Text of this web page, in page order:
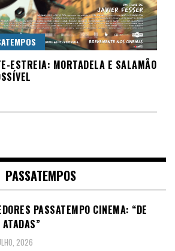
ESTREIA: MORTADELA E SALAMÃO
PASSATEMPOS
PASSATEMPO CINEMA: “DE
2026